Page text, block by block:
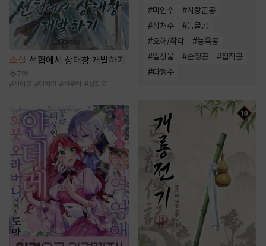
소설 선협에서 상태창 개발하기
7만
#선협물 #먼치킨 #신무협 #성장물
#미인수 #사랑꾼공
#상처수 #능글공
#오해/착각 #능욕공
#일상물 #순정공 #집착공
#다정수